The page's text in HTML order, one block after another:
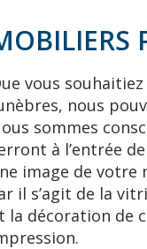
vous
nous
sommes
à l’entrée
image de
il s’agit de la
la décoration de